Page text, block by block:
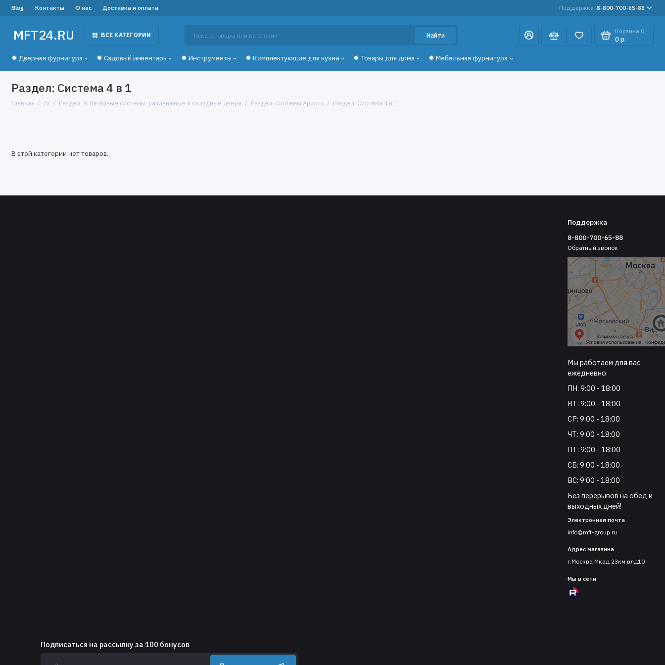
Blog Контакты О нас Доставка и оплата Поддержка 8-800-700-65-88
MFT24.RU ВСЕ КАТЕГОРИИ Найти
Корзина 0
0 р.
✹ Дверная фурнитура ✹ Садовый инвентарь ✹ Инструменты ✹ Комплектующие для кухни ✹ Товары для дома ✹ Мебельная фурнитура
Раздел: Система 4 в 1
Главная LV Раздел: 9. Шкафные системы: раздвижные и складные двери Раздел: Системы Аристо Раздел: Система 4 в 1
В этой категории нет товаров.
Поддержка
8-800-700-65-88
Обратный звонок
Мы работаем для вас
ежедневно:
ПН: 9:00 - 18:00
ВТ: 9:00 - 18:00
СР: 9:00 - 18:00
ЧТ: 9:00 - 18:00
ПТ: 9:00 - 18:00
СБ: 9:00 - 18:00
ВС: 9:00 - 18:00
Без перерывов на обед и
выходных дней!
Электронная почта
info@mft-group.ru
Адрес магазина
г.Москва Мкад 23км влд10
Мы в сети
Подписаться на рассылку за 100 бонусов